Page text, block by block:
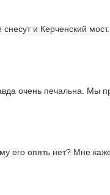
снесут и Керченский
очень печальна. Мы
его опять нет? Мне